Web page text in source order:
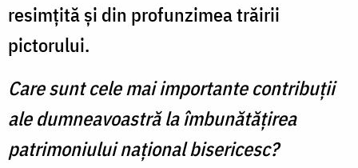
resimţită şi din profunzimea trăirii
pictorului.
Care sunt cele mai importante contribuţii
ale dumneavoastră la îmbunătăţirea
patrimoniului naţional bisericesc?